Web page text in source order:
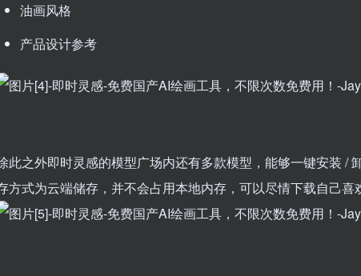
油画风格
产品设计参考
此之外即时灵感的模型广场内还有多款模型，能够一键安装 /
方式为云端储存，并不会占用本地内存，可以尽情下载自己喜